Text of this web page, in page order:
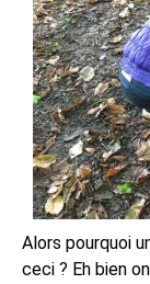
Alors pourquoi
ceci ? Eh bien